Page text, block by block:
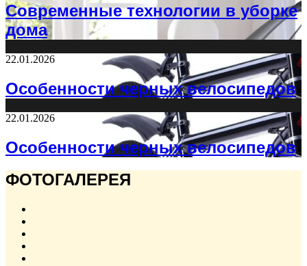
Современные технологии в уборке
дома
22.01.2026
Особенности черных велосипедов
22.01.2026
Особенности черных велосипедов
ФОТОГАЛЕРЕЯ